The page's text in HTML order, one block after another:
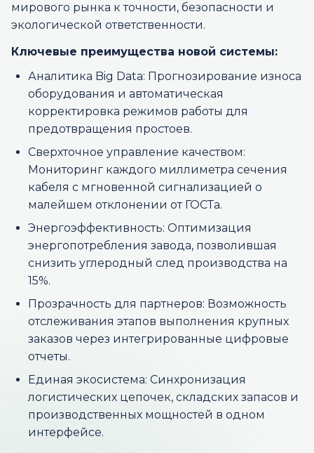
мирового рынка к точности, безопасности и
экологической ответственности.
Ключевые преимущества новой системы:
Аналитика Big Data: Прогнозирование износа
оборудования и автоматическая
корректировка режимов работы для
предотвращения простоев.
Сверхточное управление качеством:
Мониторинг каждого миллиметра сечения
кабеля с мгновенной сигнализацией о
малейшем отклонении от ГОСТа.
Энергоэффективность: Оптимизация
энергопотребления завода, позволившая
снизить углеродный след производства на
15%.
Прозрачность для партнеров: Возможность
отслеживания этапов выполнения крупных
заказов через интегрированные цифровые
отчеты.
Единая экосистема: Синхронизация
логистических цепочек, складских запасов и
производственных мощностей в одном
интерфейсе.